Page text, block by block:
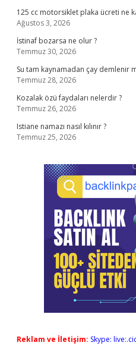
125 cc motorsiklet plaka ücreti ne
Ağustos 3, 2026
İstinaf bozarsa ne olur ?
Temmuz 30, 2026
Su tam kaynamadan çay demlenir
Temmuz 28, 2026
Kozalak özü faydaları nelerdir ?
Temmuz 26, 2026
Istiane namazı nasıl kılınır ?
Temmuz 25, 2026
Reklam ve İletişim: Skype: